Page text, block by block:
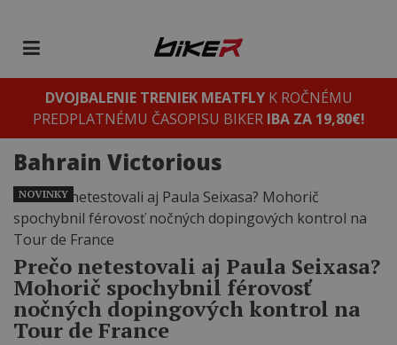
DVOJBALENIE TRENIEK MEATFLYK ROČNÉMU
PREDPLATNÉMU ČASOPISU BIKER IBA ZA 19,80€!
Bahrain Victorious
Prečo netestovali aj Paula Seixasa?
Mohorič spochybnil férovosť
nočných dopingových kontrol na
Tour de France
NOVINKY